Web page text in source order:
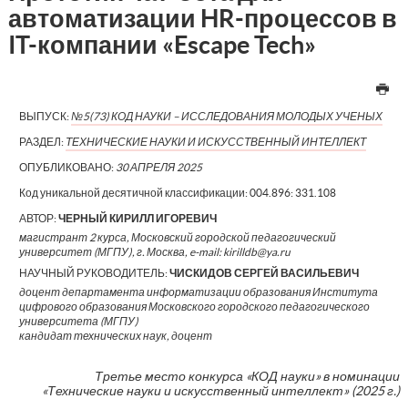
автоматизации HR-процессов в
IT-компании «Escape Tech»
ВЫПУСК:№5(73) КОД НАУКИ – ИССЛЕДОВАНИЯ МОЛОДЫХ УЧЕНЫХ
РАЗДЕЛ: ТЕХНИЧЕСКИЕ НАУКИ И ИСКУССТВЕННЫЙ ИНТЕЛЛЕКТ
ОПУБЛИКОВАНО: 30 АПРЕЛЯ 2025
Код уникальной десятичной классификации:004.896: 331.108
АВТОР:ЧЕРНЫЙ КИРИЛЛ ИГОРЕВИЧ
магистрант 2 курса, Московский городской педагогический
университет (МГПУ), г. Москва, e-mail: kirilldb@ya.ru
НАУЧНЫЙ РУКОВОДИТЕЛЬ:ЧИСКИДОВ СЕРГЕЙ ВАСИЛЬЕВИЧ
доцент департамента информатизации образования Института
цифрового образования Московского городского педагогического
университета (МГПУ)
кандидат технических наук, доцент
Третье место конкурса «КОД науки» в номинации
«Технические науки и искусственный интеллект» (2025 г.)